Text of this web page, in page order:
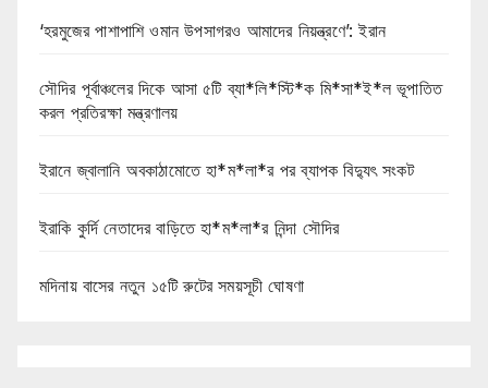
‘হরমুজের পাশাপাশি ওমান উপসাগরও আমাদের নিয়ন্ত্রণে’: ইরান
সৌদির পূর্বাঞ্চলের দিকে আসা ৫টি ব্যা*লি*স্টি*ক মি*সা*ই*ল ভূপাতিত
করল প্রতিরক্ষা মন্ত্রণালয়
ইরানে জ্বালানি অবকাঠামোতে হা*ম*লা*র পর ব্যাপক বিদ্যুৎ সংকট
ইরাকি কুর্দি নেতাদের বাড়িতে হা*ম*লা*র নিন্দা সৌদির
মদিনায় বাসের নতুন ১৫টি রুটের সময়সূচী ঘোষণা